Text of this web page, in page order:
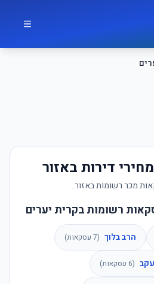
דירות באזור
מכר רשומות באזור.
רשומות בקרית יערים
הרב בלוך (
7 עסקאות)
(
6 עסקאות)